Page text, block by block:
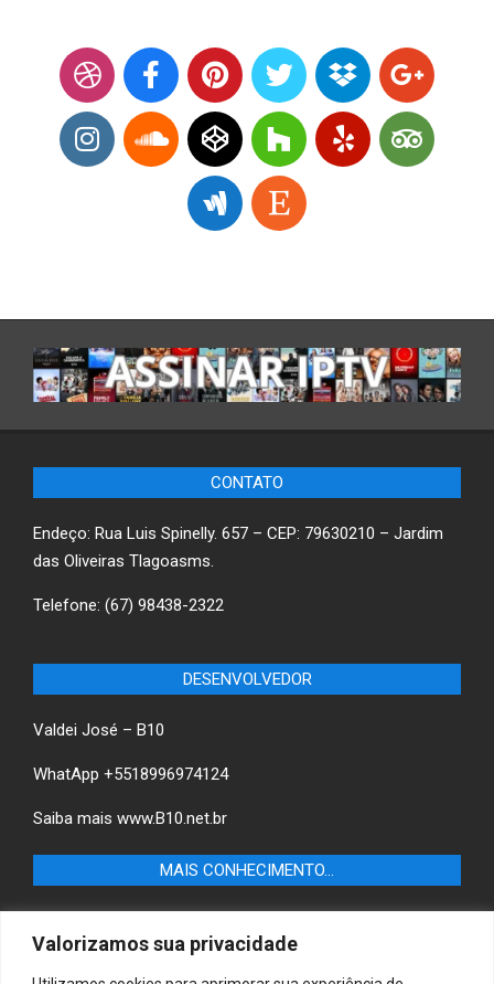
Valorizamos sua privacidade
CONTATO
Endeço: Rua Luis Spinelly. 657 – CEP: 79630210 – Jardim
das Oliveiras Tlagoasms.
Telefone: (67) 98438-2322
DESENVOLVEDOR
Valdei José – B10
WhatApp +5518996974124
Saiba mais www.B10.net.br
MAIS CONHECIMENTO…
Castilho-SP e descubra as melhores empresas e serviços
locais.